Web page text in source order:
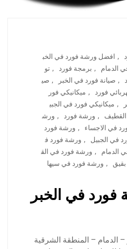
, افضل ورشة فورد في الخب
الدمام , برمجة فورد , تو
, صيانة فورد في الخبر , صي
فورد , ميكانيكي فور
, ميكانيكي فورد في الجبي
, ورشة فورد , ورش
في الاجساء , ورشة فورد
في الجبيل , ورشة فورد ف
الدمام , ورشة فورد في الق
, ورشة فورد في سيها
في الخبر
الدمام – المنطقة الشرقية